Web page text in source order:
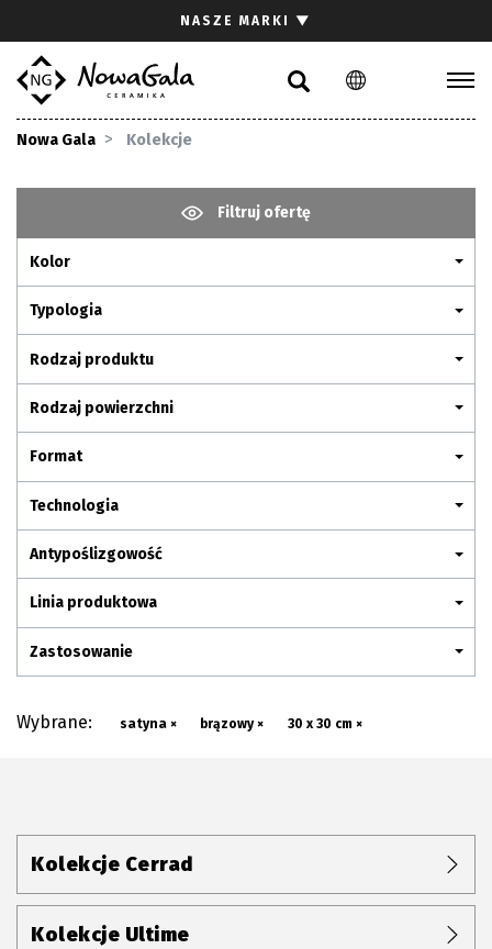
PL EN
NASZE MARKI ▼
Nowa Gala Kolekcje
Filtruj ofertę
Kolor
Typologia
Rodzaj produktu
Rodzaj powierzchni
Format
Technologia
Antypoślizgowość
Linia produktowa
Zastosowanie
Wybrane: satyna × brązowy × 30 x 30 cm ×
Kolekcje Cerrad
Kolekcje Ultime
Gdzie kupić
Pliki do pobrania
Pytania i odpowiedzi
Kariera
Kontakt
Komunikacja z akcjonariuszami